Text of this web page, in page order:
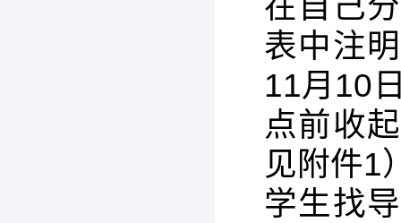
表中注
11月10
点前收
见附件1
学生找